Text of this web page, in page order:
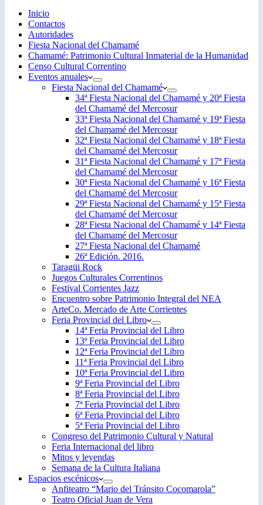
Inicio
Contactos
Autoridades
Fiesta Nacional del Chamamé
Chamamé: Patrimonio Cultural Inmaterial de la Humanidad
Censo Cultural Correntino
Eventos anuales
Fiesta Nacional del Chamamé
34ª Fiesta Nacional del Chamamé y 20ª Fiesta
del Chamamé del Mercosur
33ª Fiesta Nacional del Chamamé y 19ª Fiesta
del Chamamé del Mercosur
32ª Fiesta Nacional del Chamamé y 18ª Fiesta
del Chamamé del Mercosur
31ª Fiesta Nacional del Chamamé y 17ª Fiesta
del Chamamé del Mercosur
30ª Fiesta Nacional del Chamamé y 16ª Fiesta
del Chamamé del Mercosur
29ª Fiesta Nacional del Chamamé y 15ª Fiesta
del Chamamé del Mercosur
28ª Fiesta Nacional del Chamamé y 14ª Fiesta
del Chamamé del Mercosur
27ª Fiesta Nacional del Chamamé
26ª Edición. 2016.
Taragüi Rock
Juegos Culturales Correntinos
Festival Corrientes Jazz
Encuentro sobre Patrimonio Integral del NEA
ArteCo. Mercado de Arte Corrientes
Feria Provincial del Libro
14ª Feria Provincial del Libro
13ª Feria Provincial del Libro
12ª Feria Provincial del Libro
11ª Feria Provincial del Libro
10ª Feria Provincial del Libro
9ª Feria Provincial del Libro
8ª Feria Provincial del Libro
7ª Feria Provincial del Libro
6ª Feria Provincial del Libro
5ª Feria Provincial del Libro
Congreso del Patrimonio Cultural y Natural
Feria Internacional del libro
Mitos y leyendas
Semana de la Cultura Italiana
Espacios escénicos
Anfiteatro “Mario del Tránsito Cocomarola”
Teatro Oficial Juan de Vera